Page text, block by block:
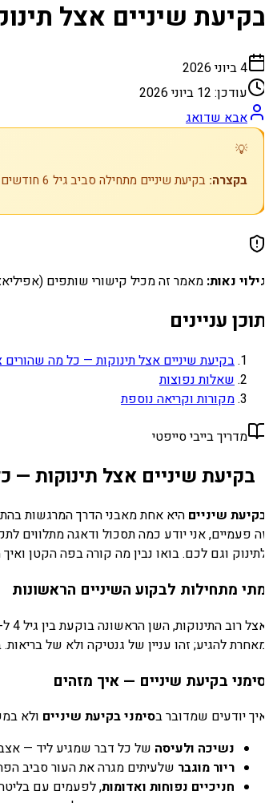
שיניים אצל
4 ביוני 2026
עודכן:12 ביוני 2026
אבא שדואג
💡
בקצרה:בקיעת שיניים מתחילה סביב גיל 6 חודשים — נשכן מקורר (לא קפוא) ולחיצה עדינה על החניכיים מקלים, וחום גבוה אינו סימפטום של בקיעה.
נאות:מאמר זה מכיל קישורי שותפים
עניינים
בקיעת שיניים אצל תינוקות — כל מה שהורים
שאלות נפוצות
מקורות וקריאה נוספת
מדריך בייבי סייפטי
בקיעת שיניים אצל תינוקות —
שינייםהיא אחת מאבני הדרך המרגשות
פעמיים, אני יודע כמה תסכול ודאגה מתלווים
וגם לכם. בואו נבין מה קורה בפה הקטן ואיך
מתחילות לבקוע השיניים הראשונות
להגיע; זהו עניין של גנטיקה ולא של בריאות. בדרך כלל
בקיעת שיניים — איך מזהים
יודעים שמדובר בסימני בקיעת שינייםולא
נשיכה ולעיסהשל כל דבר שמגיע ליד —
ריור מוגברשלעיתים מגרה את העור סביב הפה
חניכיים נפוחות ואדומות, לפעמים עם בליטה